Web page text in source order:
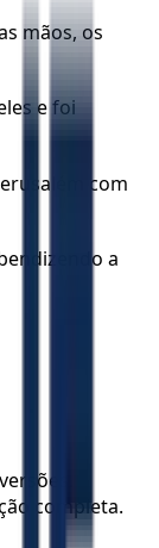
mãos, os
e foi
com
a
completa.